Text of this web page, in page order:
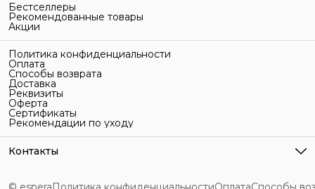
Бестселлеры
Рекомендованные товары
Акции
Политика конфиденциальности
Оплата
Способы возврата
Доставка
Реквизиты
Оферта
Сертификаты
Рекомендации по уходу
Контакты